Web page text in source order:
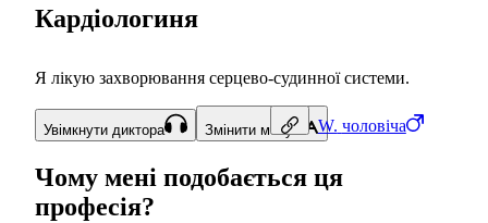
W. чоловіча
Кардіологиня
Я лікую захворювання серцево-судинної системи.
Увімкнути диктора Змінити мову
Чому мені подобається ця
професія?